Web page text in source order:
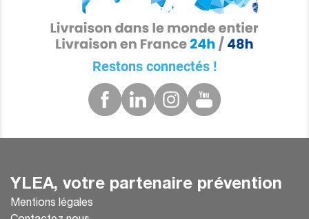
Restons connectés !
YLEA, votre partenaire prévention
Mentions légales